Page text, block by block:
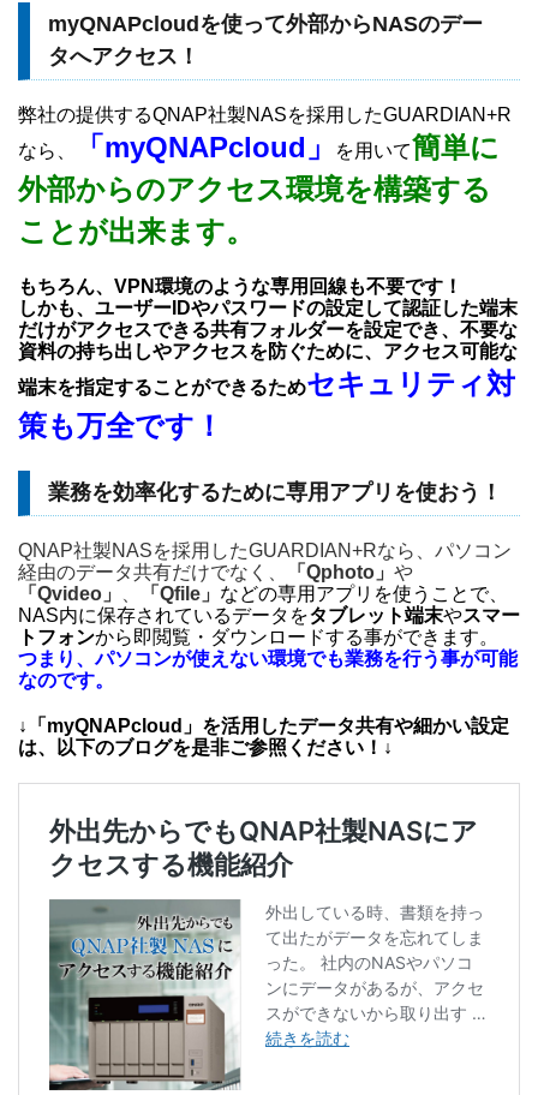
myQNAPcloudを使って外部からNASのデー
タへアクセス！
弊社の提供するQNAP社製NASを採用したGUARDIAN+R
なら、
「myQNAPcloud」 を用いて簡単に
外部からのアクセス環境を構築する
ことが出来ます。
もちろん、VPN環境のような専用回線も不要です！
しかも、ユーザーIDやパスワードの設定して認証した端末
だけがアクセスできる共有フォルダーを設定でき、不要な
資料の持ち出しやアクセスを防ぐために、アクセス可能な
端末を指定することができるためセキュリティ対
策も万全です！
業務を効率化するために専用アプリを使おう！
QNAP社製NASを採用したGUARDIAN+Rなら、パソコン
経由のデータ共有だけでなく、
「Qphoto」 や
「Qvideo」
「Qfile」 などの専用アプリを使うことで、
NAS内に保存されているデータをタブレット端末やスマー
トフォンから即閲覧・ダウンロードする事ができます。
つまり、パソコンが使えない環境でも業務を行う事が可能
なのです。
↓「myQNAPcloud」を活用したデータ共有や細かい設定
は、以下のブログを是非ご参照ください！↓